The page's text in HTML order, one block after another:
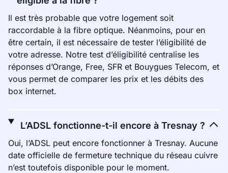
Il est très probable que votre logement soit
raccordable à la fibre optique. Néanmoins, pour en
être certain, il est nécessaire de tester l’éligibilité de
votre adresse. Notre test d’éligibilité centralise les
réponses d’Orange, Free, SFR et Bouygues Telecom, et
vous permet de comparer les prix et les débits des
box internet.
L’ADSL fonctionne-t-il encore à Tresnay ?
Oui, l’ADSL peut encore fonctionner à Tresnay. Aucune
date officielle de fermeture technique du réseau cuivre
n’est toutefois disponible pour le moment.